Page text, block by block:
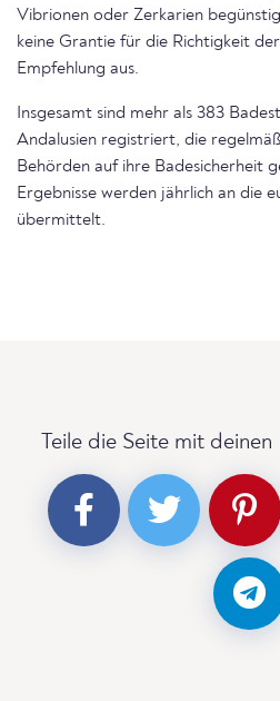
Vibrionen oder Zerkarien
keine Grantie für die Richtigkeit
Empfehlung aus.
Insgesamt sind mehr als 383
Andalusien registriert, die
Behörden auf ihre Badesicherheit
Ergebnisse werden jährlich an die
übermittelt.
Teile die Seite mit